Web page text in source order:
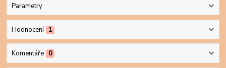
Parametry
Hodnocení 1
Komentáře 0